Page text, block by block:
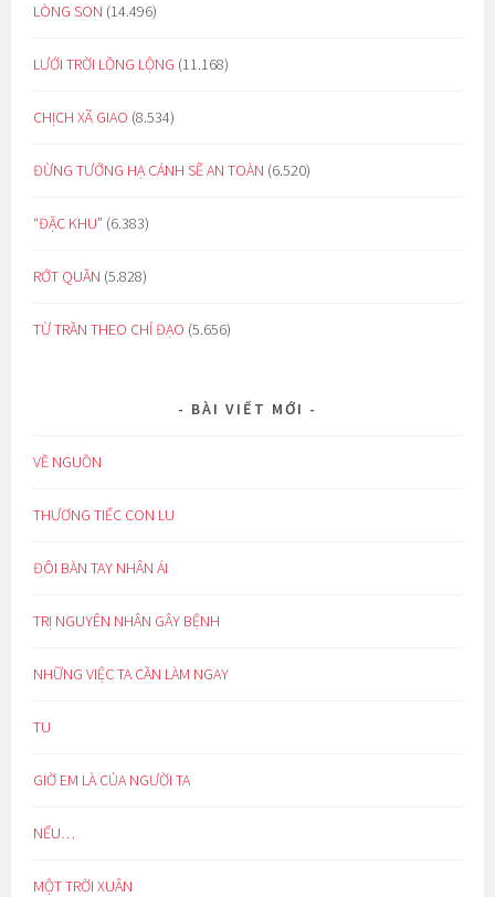
LÒNG SON (14.496)
LƯỚI TRỜI LỒNG LỘNG (11.168)
CHỊCH XÃ GIAO (8.534)
ĐỪNG TƯỞNG HẠ CÁNH SẼ AN TOÀN (6.520)
“ĐẶC KHU” (6.383)
RỚT QUẦN (5.828)
TỪ TRẦN THEO CHỈ ĐẠO (5.656)
BÀI VIẾT MỚI
VỀ NGUỒN
THƯƠNG TIẾC CON LU
ĐÔI BÀN TAY NHÂN ÁI
TRỊ NGUYÊN NHÂN GÂY BỆNH
NHỮNG VIỆC TA CẦN LÀM NGAY
TU
GIỜ EM LÀ CỦA NGƯỜI TA
NẾU…
MỘT TRỜI XUÂN